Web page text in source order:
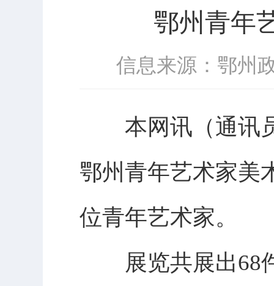
鄂州青年
信息来源：鄂州
本网讯（通讯员
鄂州青年艺术家美
位青年艺术家。
展览共展出68件